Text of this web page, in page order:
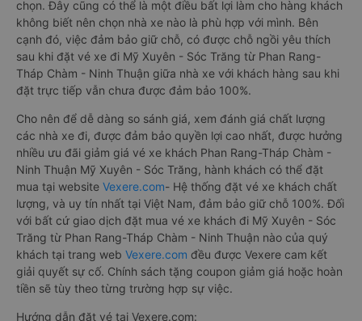
chọn. Đây cũng có thể là một điều bất lợi làm cho hàng khách
không biết nên chọn nhà xe nào là phù hợp với mình. Bên
cạnh đó, việc đảm bảo giữ chỗ, có được chỗ ngồi yêu thích
sau khi đặt vé xe đi Mỹ Xuyên - Sóc Trăng từ Phan Rang-
Tháp Chàm - Ninh Thuận giữa nhà xe với khách hàng sau khi
đặt trực tiếp vẫn chưa được đảm bảo 100%.
Cho nên để dễ dàng so sánh giá, xem đánh giá chất lượng
các nhà xe đi, được đảm bảo quyền lợi cao nhất, được hưởng
nhiều ưu đãi giảm giá vé xe khách Phan Rang-Tháp Chàm -
Ninh Thuận Mỹ Xuyên - Sóc Trăng, hành khách có thể đặt
mua tại website Vexere.com- Hệ thống đặt vé xe khách chất
lượng, và uy tín nhất tại Việt Nam, đảm bảo giữ chỗ 100%. Đối
với bất cứ giao dịch đặt mua vé xe khách đi Mỹ Xuyên - Sóc
Trăng từ Phan Rang-Tháp Chàm - Ninh Thuận nào của quý
khách tại trang web Vexere.com đều được Vexere cam kết
giải quyết sự cố. Chính sách tặng coupon giảm giá hoặc hoàn
tiền sẽ tùy theo từng trường hợp sự việc.
Hướng dẫn đặt vé tại Vexere.com: